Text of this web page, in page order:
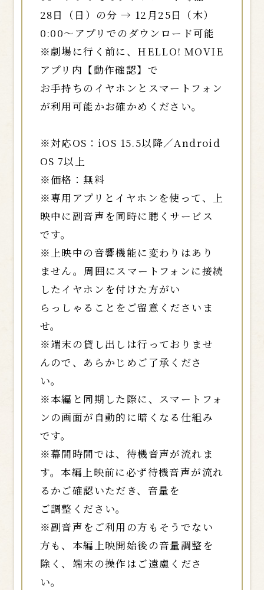
28日（日）の分 → 12月25日（木）
0:00～アプリでのダウンロード可能
※劇場に行く前に、HELLO! MOVIE
アプリ内【動作確認】で
お手持ちのイヤホンとスマートフォン
が利用可能かお確かめください。
※対応OS：iOS 15.5以降／Android
OS 7以上
※価格：無料
※専用アプリとイヤホンを使って、上
映中に副音声を同時に聴くサービス
です。
※上映中の音響機能に変わりはあり
ません。周囲にスマートフォンに接続
したイヤホンを付けた方がい
らっしゃることをご留意くださいま
せ。
※端末の貸し出しは行っておりませ
んので、あらかじめご了承くださ
い。
※本編と同期した際に、スマートフォ
ンの画面が自動的に暗くなる仕組み
です。
※幕間時間では、待機音声が流れま
す。本編上映前に必ず待機音声が流れ
るかご確認いただき、音量を
ご調整ください。
※副音声をご利用の方もそうでない
方も、本編上映開始後の音量調整を
除く、端末の操作はご遠慮くださ
い。